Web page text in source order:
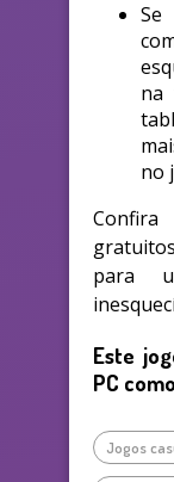
na
no
para
Este
PC
Jogos